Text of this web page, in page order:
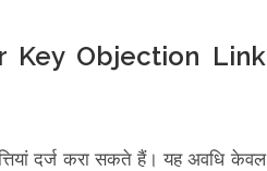
Key Objection Link
दर्ज करा सकते हैं। यह अवधि केवल